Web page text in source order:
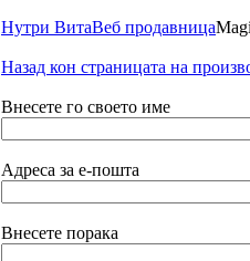
Нутри ВитаВеб продавница
Назад кон страницата на
Внесете го своето име
Адреса за е-пошта
Внесете порака